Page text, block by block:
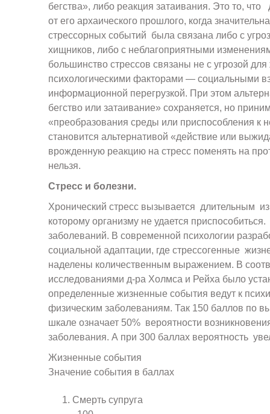
бегства», либо реакция затаивания. Это то, что
от его архаического прошлого, когда
стрессорных событий была связана либо с
хищников, либо с неблагоприятными
большинство стрессов связаны не с угрозой
психологическими факторами — социальными
информационной перегрузкой. При этом
бегство или затаивание» сохраняется, но
«преобразования среды или приспособления к
становится альтернативой «действие или
врожденную реакцию на стресс поменять на
нельзя.
Стресс и болезни.
Хронический стресс вызывается длительным
которому организму не удается
заболеваний. В современной психологии
социальной адаптации, где стрессогенные
наделены количественным выражением. В
исследованиями д-ра Холмса и Рейха было
определенные жизненные события ведут к
физическим заболеваниям. Так 150 баллов по
шкале означает 50% вероятности
заболевания. А при 300 баллах вероятность
Жизненные
Значение события в баллах
Смерть